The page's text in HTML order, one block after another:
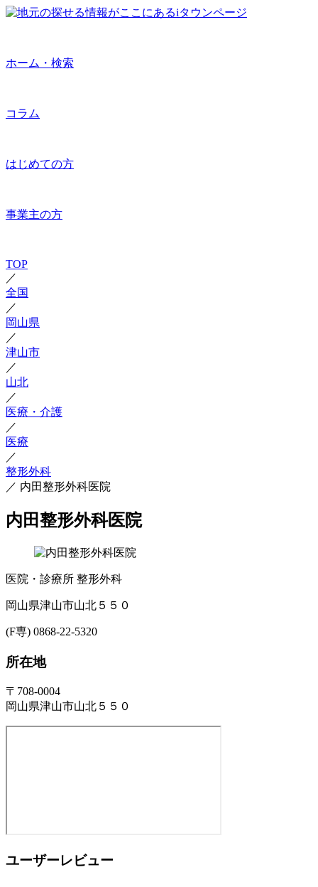
ホーム・検索
コラム
はじめての方
事業主の方
TOP
／
全国
／
岡山県
／
津山市
／
山北
／
医療・介護
／
医療
／
整形外科
／ 内田整形外科医院
内田整形外科医院
医院・診療所 整形外科
岡山県津山市山北５５０
(F専) 0868-22-5320
所在地
〒708-0004
岡山県津山市山北５５０
ユーザーレビュー